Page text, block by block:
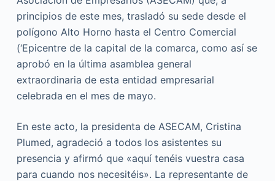
principios de este mes, trasladó su sede desde el
polígono Alto Horno hasta el Centro Comercial
(‘Epicentre de la capital de la comarca, como así se
aprobó en la última asamblea general
extraordinaria de esta entidad empresarial
celebrada en el mes de mayo.
En este acto, la presidenta de ASECAM, Cristina
Plumed, agradeció a todos los asistentes su
presencia y afirmó que «aquí tenéis vuestra casa
para cuando nos necesitéis». La representante de